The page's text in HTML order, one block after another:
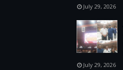
July 29, 2026
July 29, 2026